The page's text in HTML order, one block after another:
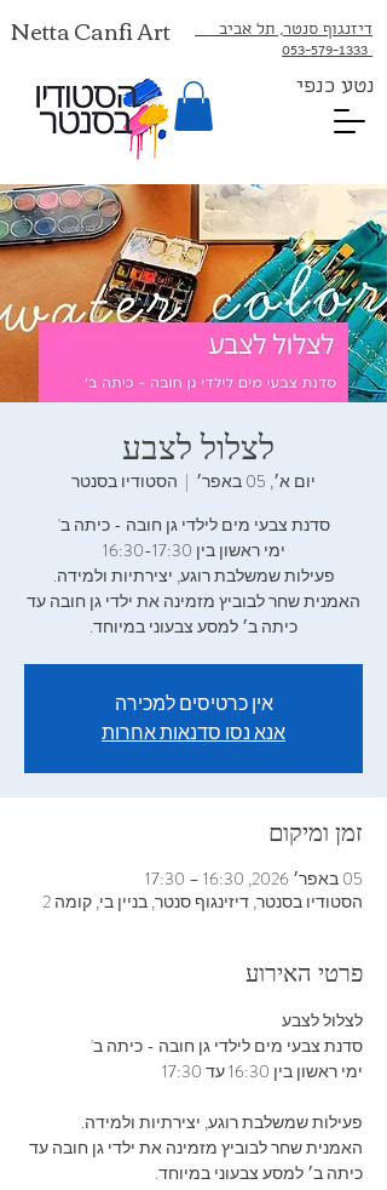
דיזנגוף סנטר, תל אביב
053-579-1333⁩
Netta Canfi Art
נטע כנפי
לצלול‭ ‬לצבע‭ ‬
יום א׳, 05 באפר׳
  |
הסטודיו בסנטר
‬כיתה‭ ‬ב׳ למסע‭ ‬צבעוני‭ ‬במיוחד‭.‬
אין כרטיסים למכירה
אנא נסו סדנאות אחרות
זמן ומיקום
05 באפר׳ 2026, 16:30 – 17:30
הסטודיו בסנטר, דיזינגוף סנטר, בניין בי, קומה 2
פרטי האירוע
לצלול‭ ‬לצבע‭ ‬
סדנת‭ ‬צבעי‭ ‬מים‭ ‬לילדי‭ ‬גן‭ ‬חובה‭- ‬ כיתה‭ ‬ב‮'‬
ימי‭ ‬ראשון‭ ‬בין16‭:‬30‭ ‬ עד ‭ ‬17:30
פעילות‭ ‬שמשלבת‭ ‬רוגע‭,‬ יצירתיות‭ ‬ולמידה.
‬כיתה‭ ‬ב׳ למסע‭ ‬צבעוני‭ ‬במיוחד‭.‬